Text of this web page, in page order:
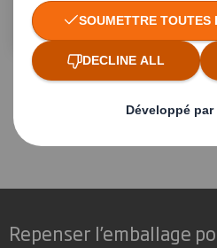
Expérience client
Repenser l’emballage